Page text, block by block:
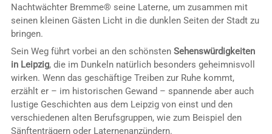
Nachtwächter Bremme® seine Laterne, um zusammen mit
seinen kleinen Gästen Licht in die dunklen Seiten der Stadt zu
bringen.
Sein Weg führt vorbei an den schönsten Sehenswürdigkeiten
in Leipzig, die im Dunkeln natürlich besonders geheimnisvoll
wirken. Wenn das geschäftige Treiben zur Ruhe kommt,
erzählt er – im historischen Gewand – spannende aber auch
lustige Geschichten aus dem Leipzig von einst und den
verschiedenen alten Berufsgruppen, wie zum Beispiel den
Sänftenträgern oder Laternenanzündern.